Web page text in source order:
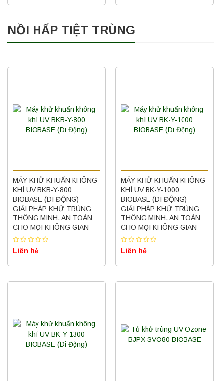
NỒI HẤP TIỆT TRÙNG
MÁY KHỬ KHUẨN KHÔNG
KHÍ UV BKB-Y-800
BIOBASE (DI ĐỘNG) –
GIẢI PHÁP KHỬ TRÙNG
THÔNG MINH, AN TOÀN
CHO MỌI KHÔNG GIAN
Liên hệ
MÁY KHỬ KHUẨN KHÔNG
KHÍ UV BK-Y-1000
BIOBASE (DI ĐỘNG) –
GIẢI PHÁP KHỬ TRÙNG
THÔNG MINH, AN TOÀN
CHO MỌI KHÔNG GIAN
Liên hệ